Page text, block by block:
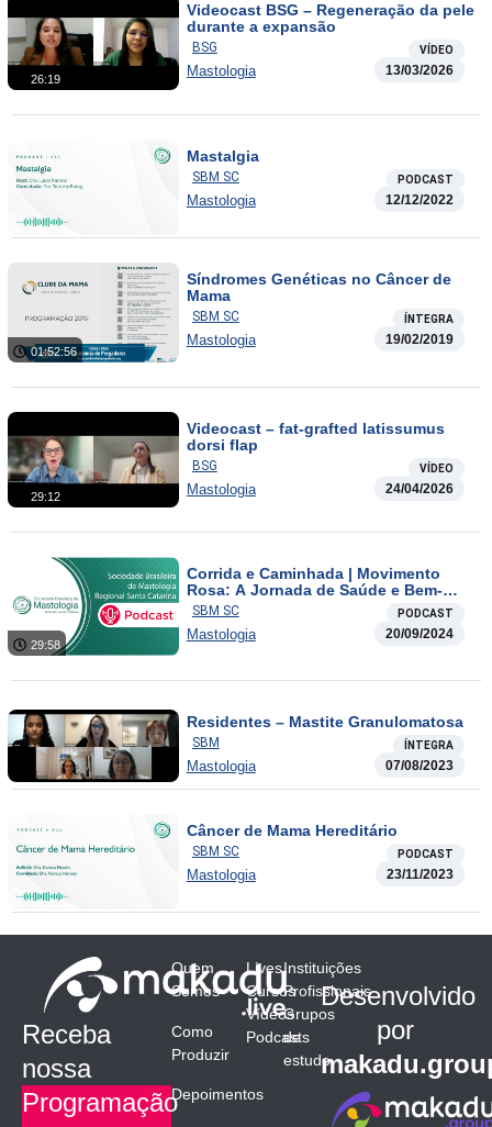
26:19
Videocast BSG – Regeneração da pele
durante a expansão
BSG VÍDEO
Mastologia 13/03/2026
Mastalgia
SBM SC PODCAST
Mastologia 12/12/2022
01:52:56
Síndromes Genéticas no Câncer de
Mama
SBM SC ÍNTEGRA
Mastologia 19/02/2019
29:12
Videocast – fat-grafted latissumus
dorsi flap
BSG VÍDEO
Mastologia 24/04/2026
29:58
Corrida e Caminhada | Movimento
Rosa: A Jornada de Saúde e Bem-
Estar Através do Esporte
SBM SC PODCAST
Mastologia 20/09/2024
Residentes – Mastite Granulomatosa
SBM ÍNTEGRA
Mastologia 07/08/2023
Câncer de Mama Hereditário
SBM SC PODCAST
Mastologia 23/11/2023
Receba
nossa
Programação
Quem
Somos
Como
Produzir
Depoimentos
Lives
Cursos
Vídeos
Podcasts
Instituições
Profissionais
Grupos
de
estudo
Desenvolvido
por